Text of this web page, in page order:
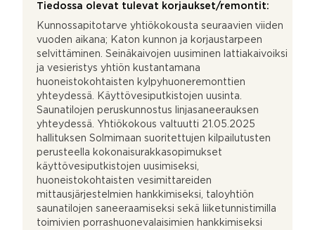
Tiedossa olevat tulevat korjaukset/remontit:
Kunnossapitotarve yhtiökokousta seuraavien viiden
vuoden aikana; Katon kunnon ja korjaustarpeen
selvittäminen. Seinäkaivojen uusiminen lattiakaivoiksi
ja vesieristys yhtiön kustantamana
huoneistokohtaisten kylpyhuoneremonttien
yhteydessä. Käyttövesiputkistojen uusinta.
Saunatilojen peruskunnostus linjasaneerauksen
yhteydessä. Yhtiökokous valtuutti 21.05.2025
hallituksen Solmimaan suoritettujen kilpailutusten
perusteella kokonaisurakkasopimukset
käyttövesiputkistojen uusimiseksi,
huoneistokohtaisten vesimittareiden
mittausjärjestelmien hankkimiseksi, taloyhtiön
saunatilojen saneeraamiseksi sekä liiketunnistimilla
toimivien porrashuonevalaisimien hankkimiseksi